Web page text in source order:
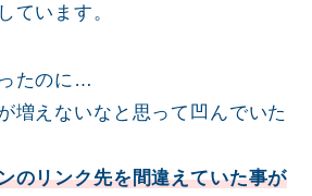
ています。
たのに…
増えないなと思って凹んでいた
のリンク先を間違えていた事が